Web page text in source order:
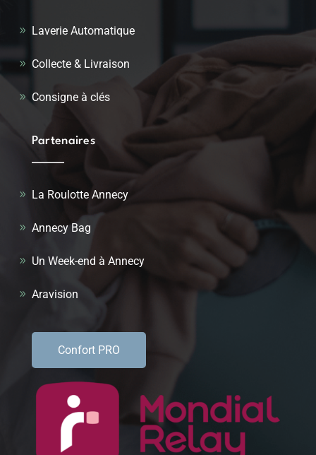
Laverie Automatique
Collecte & Livraison
Consigne à clés
Partenaires
La Roulotte Annecy
Annecy Bag
Un Week-end à Annecy
Aravision
Confort PRO